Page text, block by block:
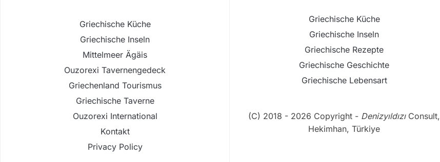
Griechische Küche
Griechische Inseln
Mittelmeer Ägäis
Ouzorexi Tavernengedeck
Griechenland Tourismus
Griechische Taverne
Ouzorexi International
Kontakt
Privacy Policy
Griechische Küche
Griechische Inseln
Griechische Rezepte
Griechische Geschichte
Griechische Lebensart
(C) 2018 - 2026 Copyright - DenizyıldızıConsult,
Hekimhan, Türkiye